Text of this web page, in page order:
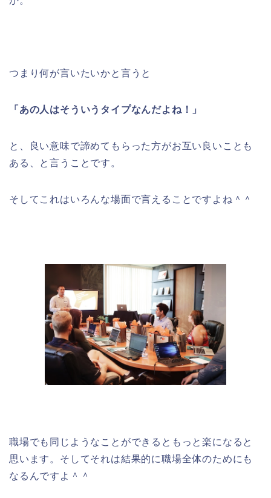
つまり何が言いたいかと言うと
「あの人はそういうタイプなんだよね！」
と、良い意味で諦めてもらった方がお互い良いことも
ある、と言うことです。
そしてこれはいろんな場面で言えることですよね＾＾
職場でも同じようなことができるともっと楽になると
思います。そしてそれは結果的に職場全体のためにも
なるんですよ＾＾